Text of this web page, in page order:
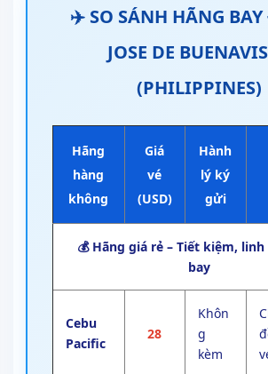
✈️ SO SÁNH HÃNG
JOSE DE
(PHILIPPINES)
Hãng
hàng
không
Giá
vé
(USD)
Hành
lý ký
gửi
💰 Hãng giá rẻ – Tiết kiệm,
bay
Cebu
Pacific
28
Khôn
g
kèm